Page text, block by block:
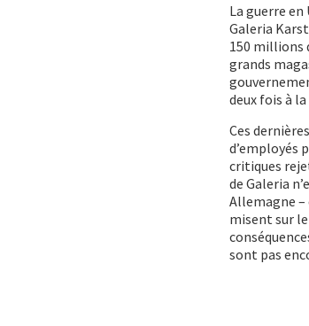
La guerre
Galeria
150 millions
grands
deux fois à
Ces
d’employés
critiques
de Galeria
Allemagne –
misent sur
sont pas